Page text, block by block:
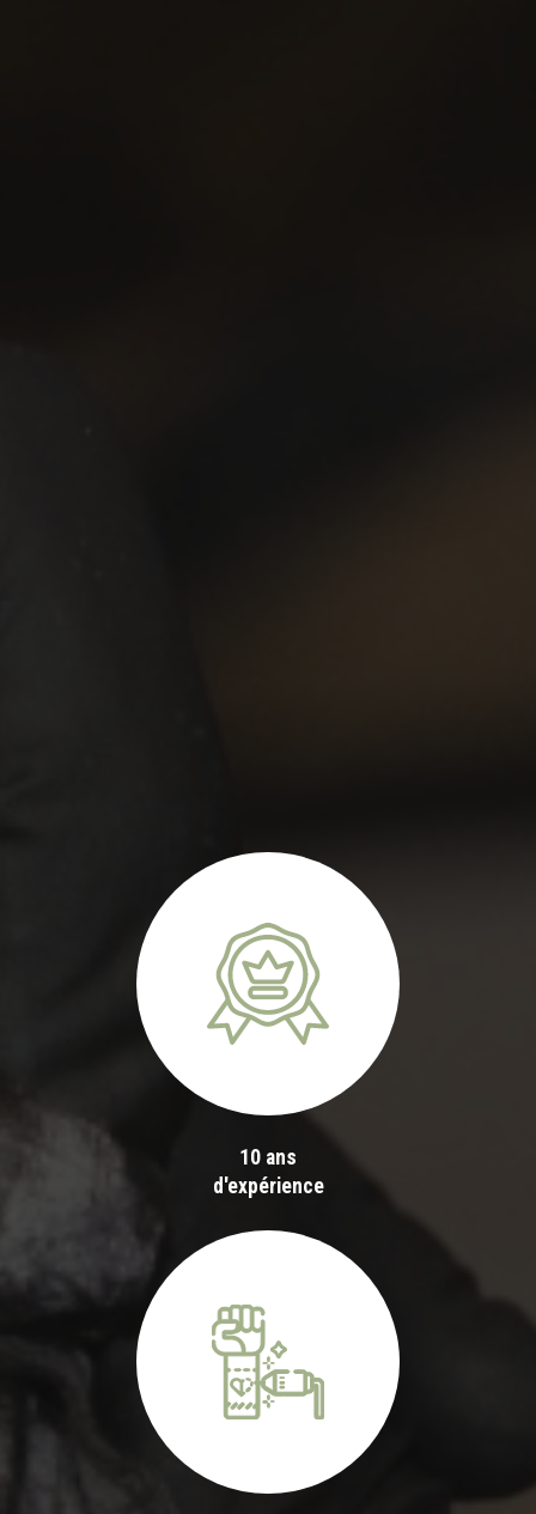
10 ans
d'expérience